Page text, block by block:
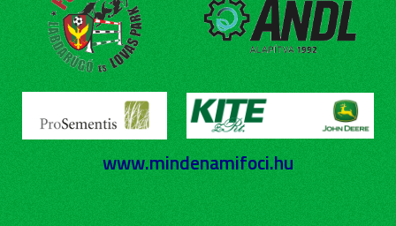
www.mindenamifoci.hu